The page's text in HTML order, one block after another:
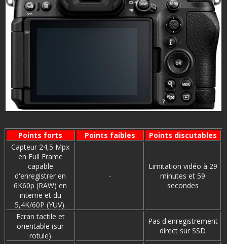
Points forts Points faibles
Points discutables
Capteur 24,5 Mpx
en Full Frame
capable
d'enregistrer en
6K60p (RAW) en
interne et du
5,4K/60P (YUV).
-
Limitation vidéo à 29
minutes et 59
secondes
Ecran tactile et
orientable (sur
rotule)
Pas d'enregistrement
direct sur SSD